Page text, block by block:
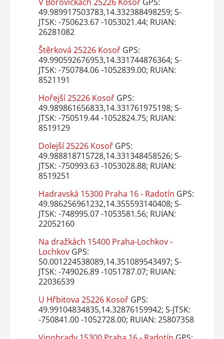
49.989917503783,14.332388498259; S-
JTSK: -750623.67 -1053021.44; RUIAN:
26281082
Štěrková 25226 KosořGPS:
49.990592676953,14.331744876364; S-
JTSK: -750784.06 -1052839.00; RUIAN:
8521191
Hořejší 25226 KosořGPS:
49.989861656833,14.331761975198; S-
JTSK: -750519.44 -1052824.75; RUIAN:
8519129
Dolejší 25226 KosořGPS:
49.988818715728,14.331348458526; S-
JTSK: -750993.63 -1053028.88; RUIAN:
8519251
Hadravská 15300 Praha 16 - Radotín GPS:
49.986256961232,14.355593140408; S-
JTSK: -748995.07 -1053581.56; RUIAN:
22052160
Na dražkách 15400 Praha-Lochkov -
LochkovGPS:
50.001224538089,14.351089543497; S-
JTSK: -749026.89 -1051787.07; RUIAN:
22036539
U Hřbitova 25226 KosořGPS:
49.99104834835,14.32876159942; S-JTSK:
-750841.00 -1052728.00; RUIAN: 25807358